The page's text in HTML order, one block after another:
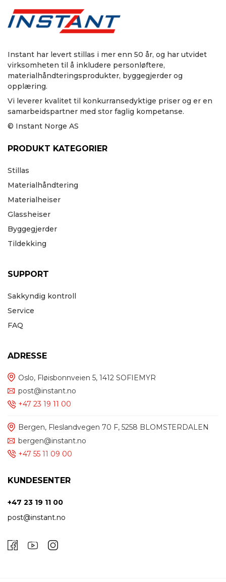
Instant har levert stillas i mer enn 50 år, og har utvidet
virksomheten til å inkludere personløftere,
materialhåndteringsprodukter, byggegjerder og
opplæring.
Vi leverer kvalitet til konkurransedyktige priser og er en
samarbeidspartner med stor faglig kompetanse.
© Instant Norge AS
PRODUKT KATEGORIER
Stillas
Materialhåndtering
Materialheiser
Glassheiser
Byggegjerder
Tildekking
SUPPORT
Sakkyndig kontroll
Service
FAQ
ADRESSE
Oslo, Fløisbonnveien 5, 1412 SOFIEMYR
post@instant.no
+47 23 19 11 00
Bergen, Fleslandvegen 70 F, 5258 BLOMSTERDALEN
bergen@instant.no
+47 55 11 09 00
KUNDESENTER
+47 23 19 11 00
post@instant.no